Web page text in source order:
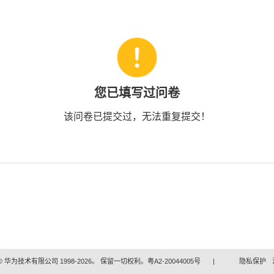
您已填写过问卷
该问卷已提交过，无法重复提交！
华为技术有限公司 1998-2026。 保留一切权利。粤A2-20044005号 | 隐私保护